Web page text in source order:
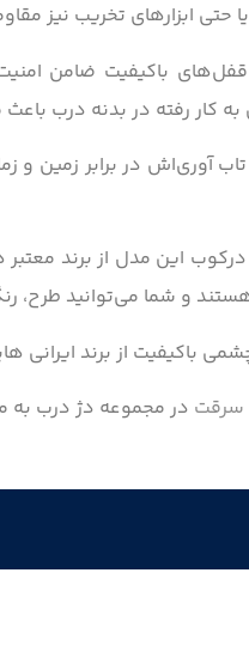
حتی ابزارهای تخریب نیز
قفل‌های باکیفیت ضامن
کار رفته در بدنه درب
تاب آوری‌اش در برابر زمین
هستند و شما می‌توانید
باکیفیت از برند
سرقت در مجموعه دژ درب به